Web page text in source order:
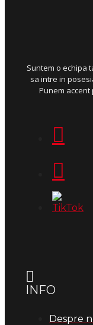
Suntem o echipa
sa intre in
Punem
INFO
Despre